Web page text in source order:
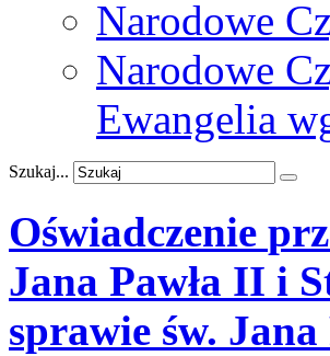
Narodowe
Narodowe
Ewangelia
Szukaj...
Oświadczenie
Jana Pawła II i
sprawie św. Jana